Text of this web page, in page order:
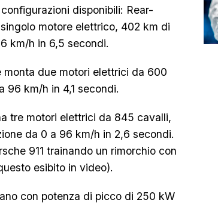
disponibili: Rear-
motore elettrico, 402 km di
km/h in 6,5 secondi.
monta due motori elettrici da 600
96 km/h in 4,1 secondi.
tre motori elettrici da 845 cavalli,
da 0 a 96 km/h in 2,6 secondi.
911 trainando un rimorchio con
esibito in video).
con potenza di picco di 250 kW